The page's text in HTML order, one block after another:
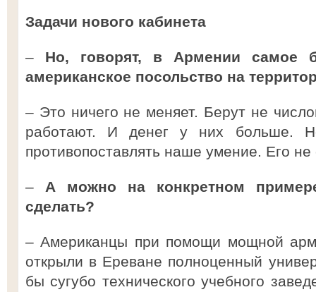
Задачи нового кабинета
– Но, говорят, в Армении самое
американское посольство на
– Это ничего не меняет. Берут не
работают. И денег у них больше.
противопоставлять наше умение. Его не
– А можно на конкретном
сделать?
– Американцы при помощи мощной
открыли в Ереване полноценный
бы сугубо технического учебного